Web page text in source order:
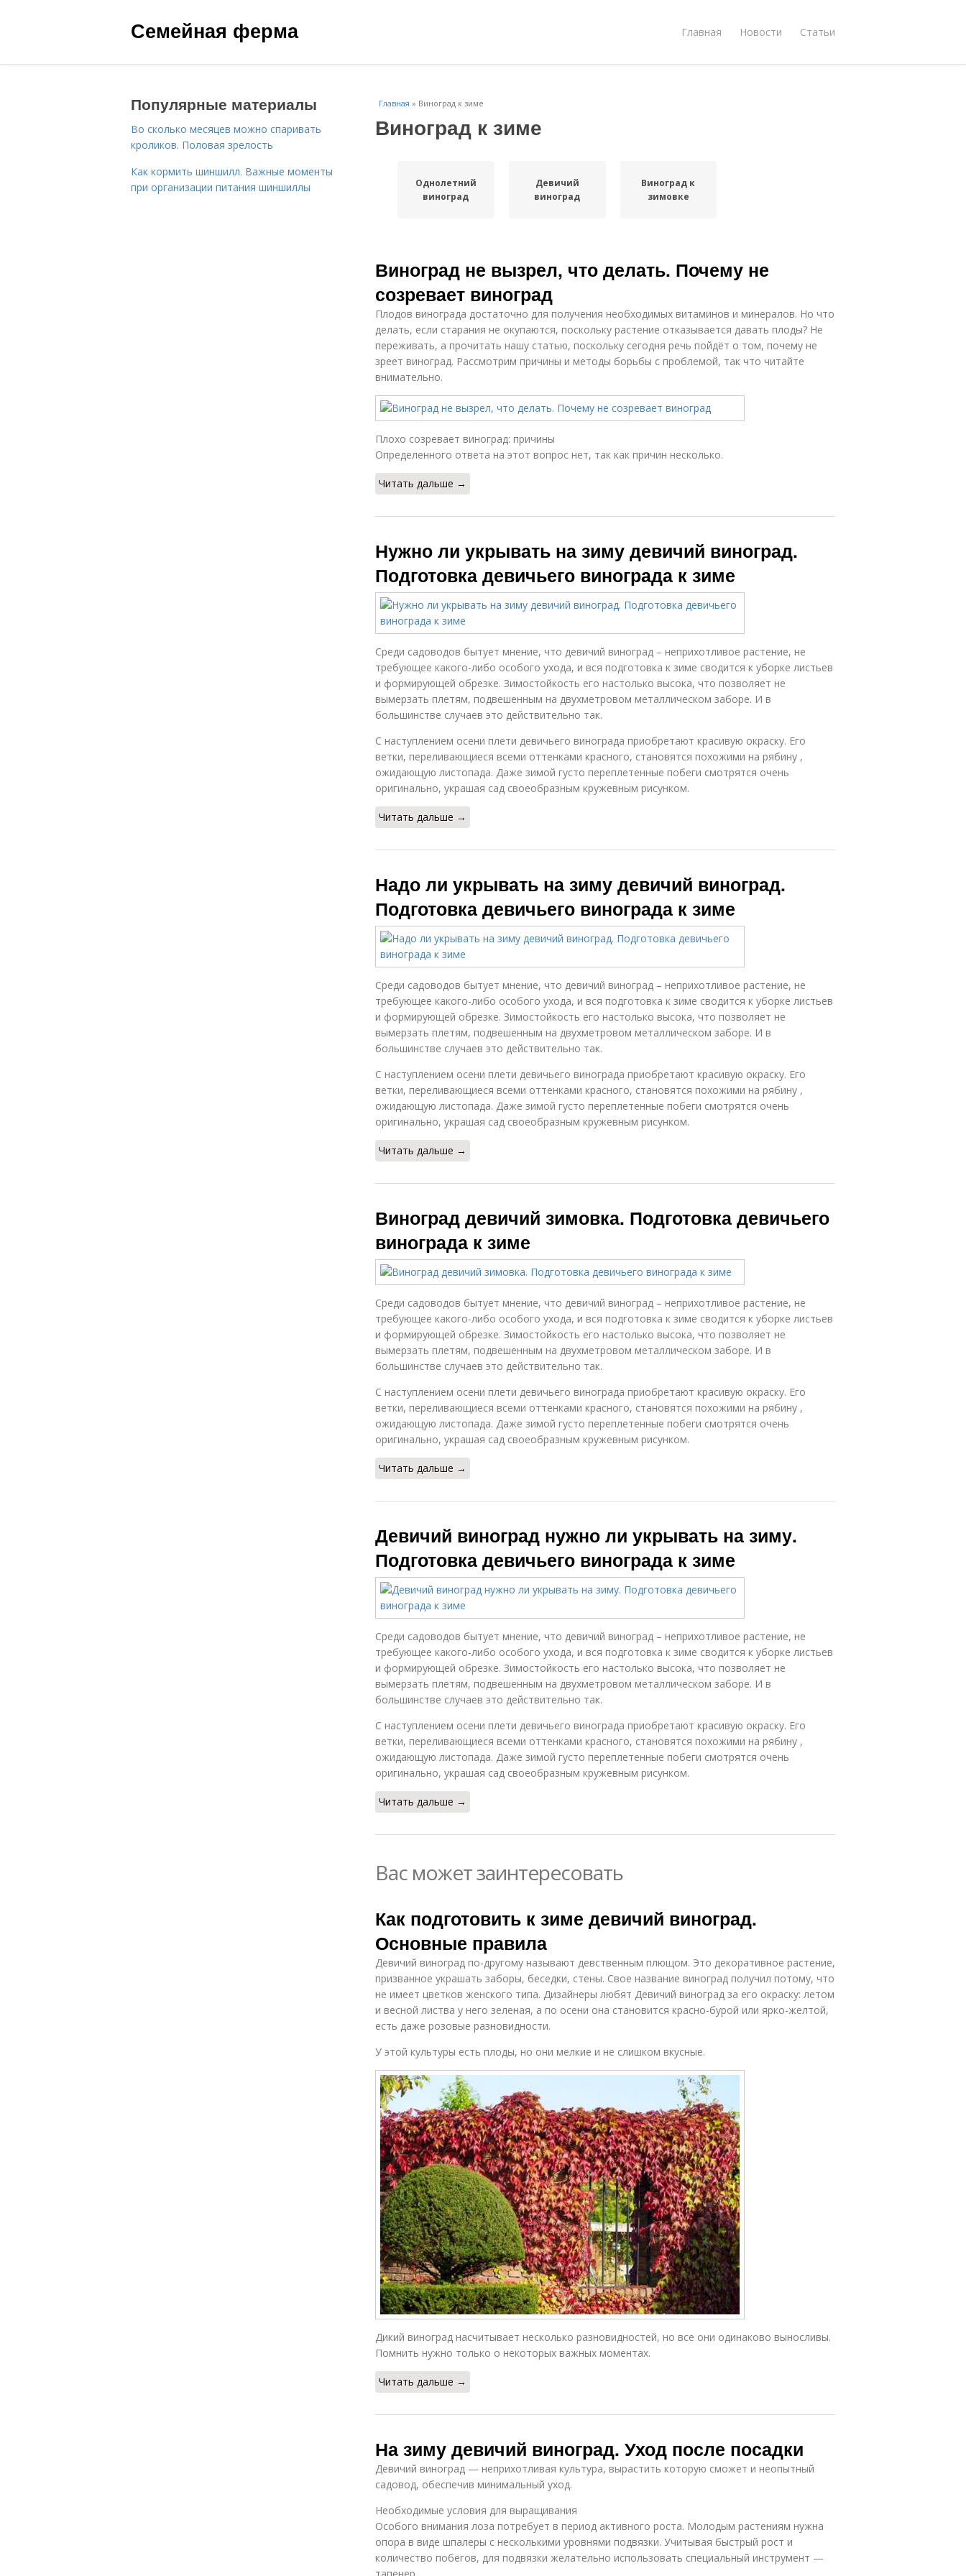
Семейная ферма Главная Новости Статьи
Главная » Виноград к зиме
Виноград к зиме
Однолетний
виноград
Девичий
виноград
Виноград к
зимовке
Виноград не вызрел, что делать. Почему не
созревает виноград
Плодов винограда достаточно для получения необходимых витаминов и минералов. Но что
делать, если старания не окупаются, поскольку растение отказывается давать плоды? Не
переживать, а прочитать нашу статью, поскольку сегодня речь пойдёт о том, почему не
зреет виноград. Рассмотрим причины и методы борьбы с проблемой, так что читайте
внимательно.
Плохо созревает виноград: причины
Определенного ответа на этот вопрос нет, так как причин несколько.
Читать дальше →
Нужно ли укрывать на зиму девичий виноград.
Подготовка девичьего винограда к зиме
Среди садоводов бытует мнение, что девичий виноград – неприхотливое растение, не
требующее какого-либо особого ухода, и вся подготовка к зиме сводится к уборке листьев
и формирующей обрезке. Зимостойкость его настолько высока, что позволяет не
вымерзать плетям, подвешенным на двухметровом металлическом заборе. И в
большинстве случаев это действительно так.
С наступлением осени плети девичьего винограда приобретают красивую окраску. Его
ветки, переливающиеся всеми оттенками красного, становятся похожими на рябину ,
ожидающую листопада. Даже зимой густо переплетенные побеги смотрятся очень
оригинально, украшая сад своеобразным кружевным рисунком.
Читать дальше →
Надо ли укрывать на зиму девичий виноград.
Подготовка девичьего винограда к зиме
Среди садоводов бытует мнение, что девичий виноград – неприхотливое растение, не
требующее какого-либо особого ухода, и вся подготовка к зиме сводится к уборке листьев
и формирующей обрезке. Зимостойкость его настолько высока, что позволяет не
вымерзать плетям, подвешенным на двухметровом металлическом заборе. И в
большинстве случаев это действительно так.
С наступлением осени плети девичьего винограда приобретают красивую окраску. Его
ветки, переливающиеся всеми оттенками красного, становятся похожими на рябину ,
ожидающую листопада. Даже зимой густо переплетенные побеги смотрятся очень
оригинально, украшая сад своеобразным кружевным рисунком.
Читать дальше →
Виноград девичий зимовка. Подготовка девичьего
винограда к зиме
Среди садоводов бытует мнение, что девичий виноград – неприхотливое растение, не
требующее какого-либо особого ухода, и вся подготовка к зиме сводится к уборке листьев
и формирующей обрезке. Зимостойкость его настолько высока, что позволяет не
вымерзать плетям, подвешенным на двухметровом металлическом заборе. И в
большинстве случаев это действительно так.
С наступлением осени плети девичьего винограда приобретают красивую окраску. Его
ветки, переливающиеся всеми оттенками красного, становятся похожими на рябину ,
ожидающую листопада. Даже зимой густо переплетенные побеги смотрятся очень
оригинально, украшая сад своеобразным кружевным рисунком.
Читать дальше →
Девичий виноград нужно ли укрывать на зиму.
Подготовка девичьего винограда к зиме
Среди садоводов бытует мнение, что девичий виноград – неприхотливое растение, не
требующее какого-либо особого ухода, и вся подготовка к зиме сводится к уборке листьев
и формирующей обрезке. Зимостойкость его настолько высока, что позволяет не
вымерзать плетям, подвешенным на двухметровом металлическом заборе. И в
большинстве случаев это действительно так.
С наступлением осени плети девичьего винограда приобретают красивую окраску. Его
ветки, переливающиеся всеми оттенками красного, становятся похожими на рябину ,
ожидающую листопада. Даже зимой густо переплетенные побеги смотрятся очень
оригинально, украшая сад своеобразным кружевным рисунком.
Читать дальше →
Вас может заинтересовать
Как подготовить к зиме девичий виноград.
Основные правила
Девичий виноград по-другому называют девственным плющом. Это декоративное растение,
призванное украшать заборы, беседки, стены. Свое название виноград получил потому, что
не имеет цветков женского типа. Дизайнеры любят Девичий виноград за его окраску: летом
и весной листва у него зеленая, а по осени она становится красно-бурой или ярко-желтой,
есть даже розовые разновидности.
У этой культуры есть плоды, но они мелкие и не слишком вкусные.
Дикий виноград насчитывает несколько разновидностей, но все они одинаково выносливы.
Помнить нужно только о некоторых важных моментах.
Читать дальше →
На зиму девичий виноград. Уход после посадки
Девичий виноград — неприхотливая культура, вырастить которую сможет и неопытный
садовод, обеспечив минимальный уход.
Необходимые условия для выращивания
Особого внимания лоза потребует в период активного роста. Молодым растениям нужна
опора в виде шпалеры с несколькими уровнями подвязки. Учитывая быстрый рост и
количество побегов, для подвязки желательно использовать специальный инструмент —
Популярные материалы
Во сколько месяцев можно спаривать
кроликов. Половая зрелость
Как кормить шиншилл. Важные моменты
при организации питания шиншиллы